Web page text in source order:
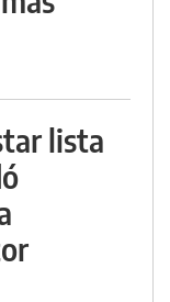
lista